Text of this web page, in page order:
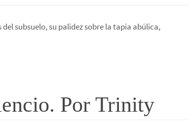
subsuelo, su palidez sobre la tapia abúlica,
Por Trinity